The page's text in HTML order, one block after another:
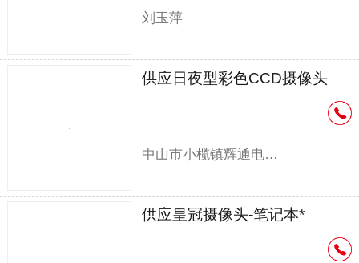
刘玉萍
供应日夜型彩色CCD摄像头
中山市小榄镇辉通电子厂
供应皇冠摄像头-笔记本*